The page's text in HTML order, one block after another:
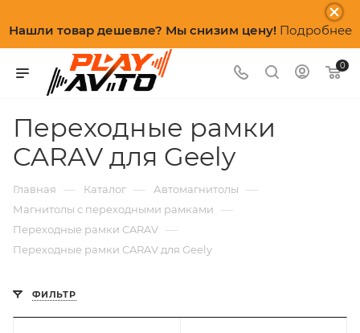
Нашли товар дешевле? Мы снизим цену! Подробнее
0
Переходные рамки
CARAV для Geely
Главная — Каталог — Автомагнитолы —
Магнитолы с переходными рамками —
Переходные рамки CARAV —
Переходные рамки CARAV для Geely
ФИЛЬТР